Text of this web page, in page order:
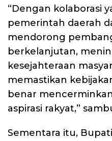
“Dengan kolaborasi
pemerintah daerah
mendorong
berkelanjutan,
kesejahteraan
memastikan
benar
aspirasi rakyat,”
Sementara itu,